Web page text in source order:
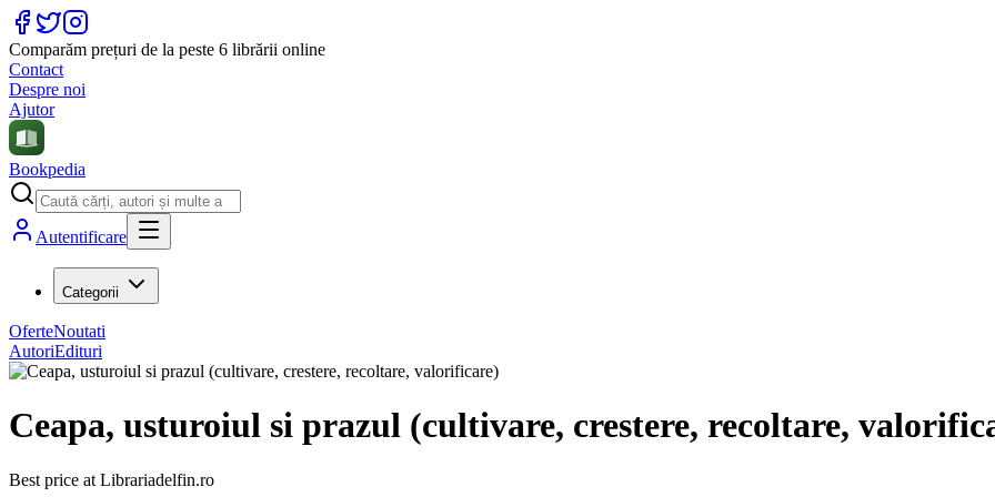
Comparăm prețuri de la peste 6 librării online
Contact
Despre noi
Ajutor
Bookpedia
Autentificare
Categorii
OferteNoutati
AutoriEdituri
Ceapa, usturoiul si prazul (cultivare, crestere, recoltare,
Best price at Librariadelfin.ro